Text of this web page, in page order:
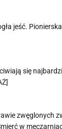
jeść.
się
zwęglonych
w